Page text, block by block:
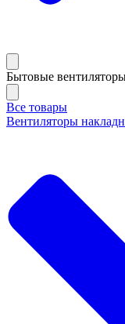
Бытовые
Все товары
Вентиляторы